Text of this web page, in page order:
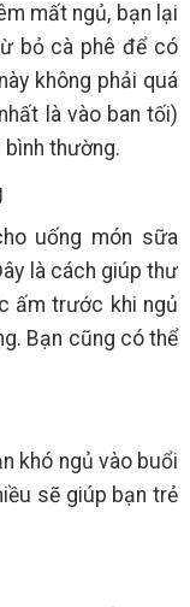
mất ngủ, bạn lại
bỏ cà phê để có
không phải quá
là vào ban tối)
thường.
uống món sữa
là cách giúp thư
ấm trước khi ngủ
Bạn cũng có thể
khó ngủ vào buổi
sẽ giúp bạn trẻ